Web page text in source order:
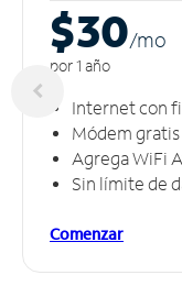
$30/mo
por 1 año
Internet con
Módem gratis
Agrega WiFi
Sin límite de
Comenzar